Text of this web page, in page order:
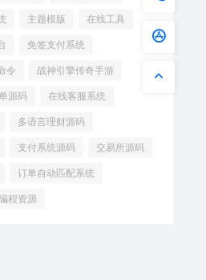
主题模版 在线工具
免签支付系统
令 战神引擎传奇手游
源码 在线客服系统
多语言理财源码
支付系统源码 交易所源码
订单自动匹配系统
程资源